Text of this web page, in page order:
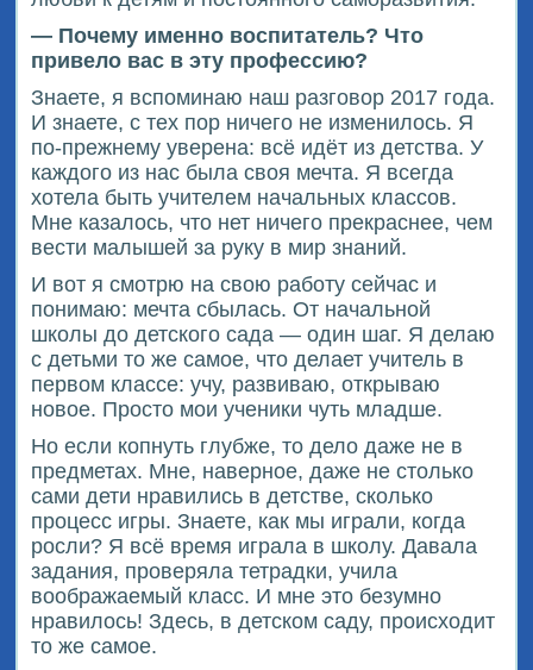
— Почему именно воспитатель? Что
привело вас в эту профессию?
Знаете, я вспоминаю наш разговор 2017 года.
И знаете, с тех пор ничего не изменилось. Я
по-прежнему уверена: всё идёт из детства. У
каждого из нас была своя мечта. Я всегда
хотела быть учителем начальных классов.
Мне казалось, что нет ничего прекраснее, чем
вести малышей за руку в мир знаний.
И вот я смотрю на свою работу сейчас и
понимаю: мечта сбылась. От начальной
школы до детского сада — один шаг. Я делаю
с детьми то же самое, что делает учитель в
первом классе: учу, развиваю, открываю
новое. Просто мои ученики чуть младше.
Но если копнуть глубже, то дело даже не в
предметах. Мне, наверное, даже не столько
сами дети нравились в детстве, сколько
процесс игры. Знаете, как мы играли, когда
росли? Я всё время играла в школу. Давала
задания, проверяла тетрадки, учила
воображаемый класс. И мне это безумно
нравилось! Здесь, в детском саду, происходит
то же самое.